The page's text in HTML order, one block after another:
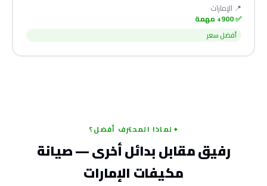
📍 الإمارات
✅ 900+ مهمة
أفضل سعر
لماذا المحترف أفضل؟
رفيق مقابل بدائل أخرى — صيانة
مكيفات الإمارات